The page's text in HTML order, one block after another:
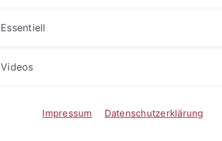
Essentiell
Videos
Impressum Datenschutzerklärung